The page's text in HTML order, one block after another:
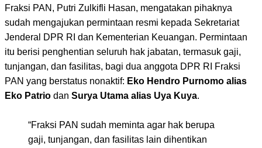
Fraksi PAN, Putri Zulkifli Hasan, mengatakan pihaknya
sudah mengajukan permintaan resmi kepada Sekretariat
Jenderal DPR RI dan Kementerian Keuangan. Permintaan
itu berisi penghentian seluruh hak jabatan, termasuk gaji,
tunjangan, dan fasilitas, bagi dua anggota DPR RI Fraksi
PAN yang berstatus nonaktif: Eko Hendro Purnomo alias
Eko Patrio dan Surya Utama alias Uya Kuya.
“Fraksi PAN sudah meminta agar hak berupa
gaji, tunjangan, dan fasilitas lain dihentikan